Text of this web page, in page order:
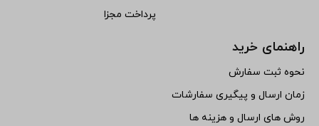
پرداخت مجزا
راهنمای خرید
نحوه ثبت سفارش
زمان ارسال و پیگیری سفارشات
روش های ارسال و هزینه ها